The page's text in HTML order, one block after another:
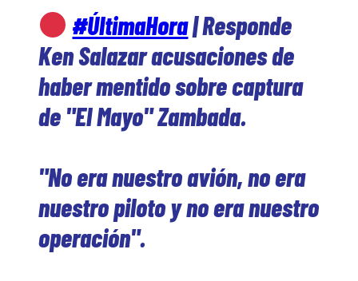
#ÚltimaHora| Responde
Ken Salazar acusaciones de
haber mentido sobre captura
de "El Mayo" Zambada.
"No era nuestro avión, no era
nuestro piloto y no era nuestro
operación".